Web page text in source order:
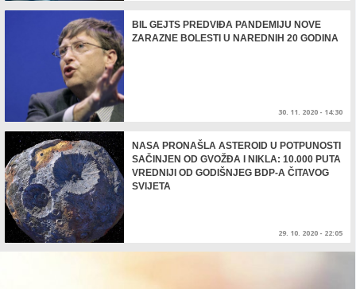
BIL GEJTS PREDVIĐA PANDEMIJU NOVE
ZARAZNE BOLESTI U NAREDNIH 20 GODINA
30. 11. 2020 - 14:30
NASA PRONAŠLA ASTEROID U POTPUNOSTI
SAČINJEN OD GVOŽĐA I NIKLA: 10.000 PUTA
VREDNIJI OD GODIŠNJEG BDP-A ČITAVOG
SVIJETA
29. 10. 2020 - 22:05